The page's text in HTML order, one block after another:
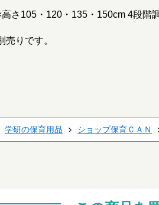
さ105・120・135・150cm 4段階
りです。
学研の保育用品 ショップ保育ＣＡＮ